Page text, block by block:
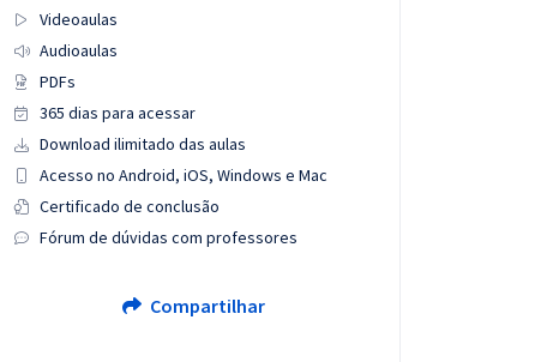
Videoaulas
Audioaulas
PDFs
365 dias para acessar
Download ilimitado das aulas
Acesso no Android, iOS, Windows e Mac
Certificado de conclusão
Fórum de dúvidas com professores
Compartilhar